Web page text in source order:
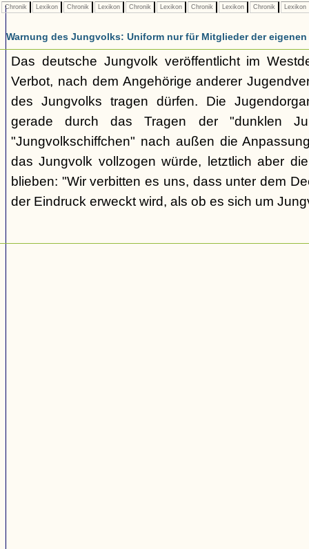
Chronik Lexikon Chronik Lexikon Chronik Lexikon Chronik Lexikon Chronik Lexikon
Warnung des Jungvolks: Uniform nur für Mitglieder der
Das deutsche Jungvolk veröffentlicht im
Verbot, nach dem Angehörige anderer
des Jungvolks tragen dürfen. Die
gerade durch das Tragen der "dunklen
"Jungvolkschiffchen" nach außen die
das Jungvolk vollzogen würde, letztlich aber
blieben: "Wir verbitten es uns, dass unter dem
der Eindruck erweckt wird, als ob es sich um